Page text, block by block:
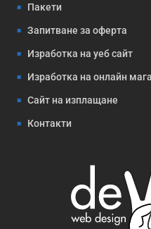
Пакети
Запитване за оферта
Изработка на уеб сайт
Изработка на онлайн
Сайт на изплащане
Контакти